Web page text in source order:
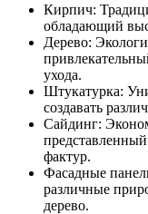
Кирпич:
обладающий
Дерево:
ухода.
Штукатурка:
создавать
Сайдинг:
фактур.
Фасадные
различные
дерево.